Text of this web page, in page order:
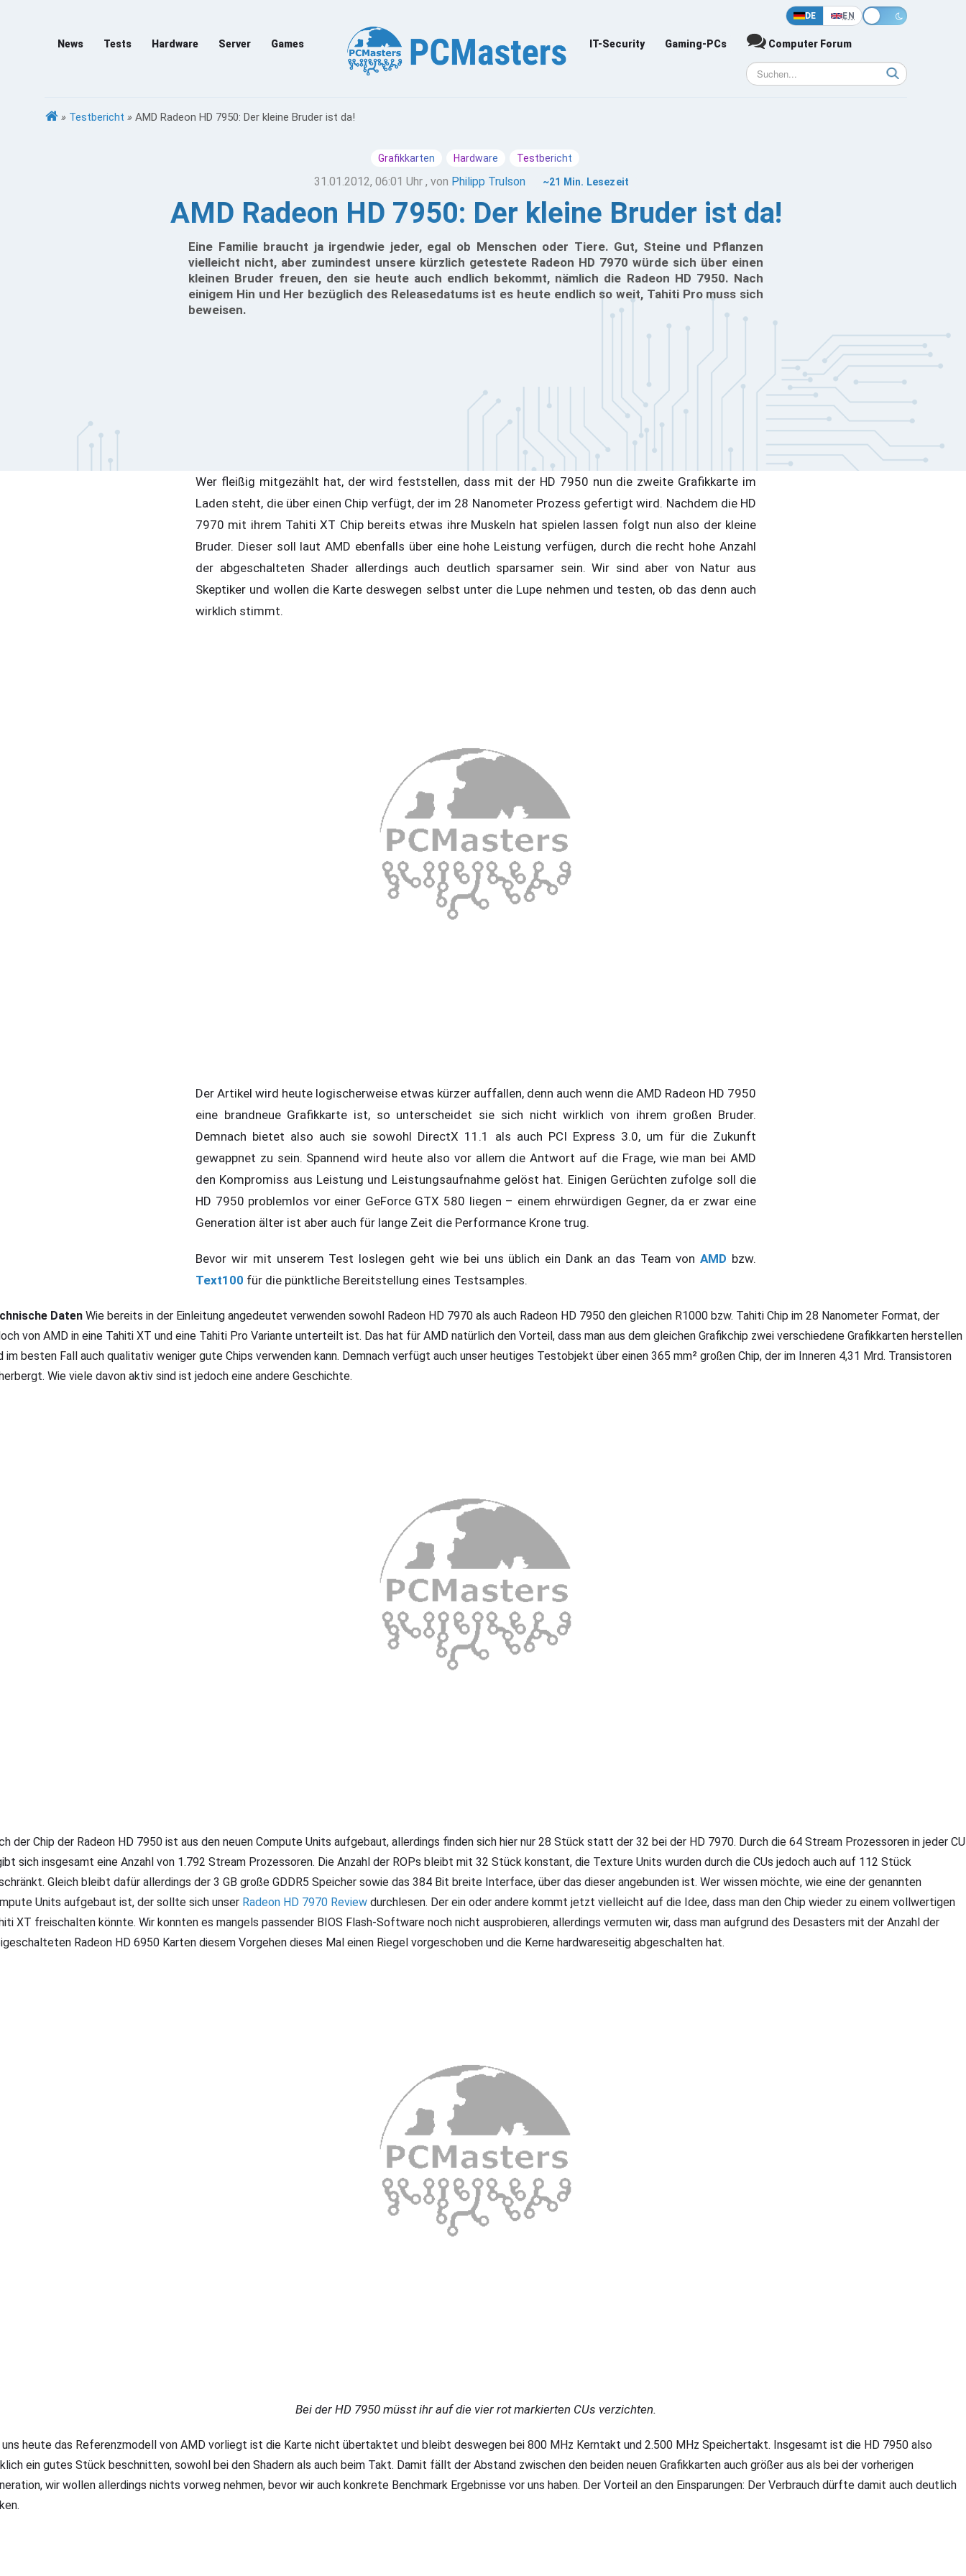
DE EN
News Tests Hardware Server Games IT-Security Gaming-PCs Computer Forum
» Testbericht » AMD Radeon HD 7950: Der kleine Bruder ist da!
Grafikkarten Hardware Testbericht
31.01.2012, 06:01 Uhr , von Philipp Trulson ~21 Min. Lesezeit
AMD Radeon HD 7950: Der kleine Bruder ist da!
Eine Familie braucht ja irgendwie jeder, egal ob Menschen oder Tiere. Gut, Steine und Pflanzen
vielleicht nicht, aber zumindest unsere kürzlich getestete Radeon HD 7970 würde sich über einen
kleinen Bruder freuen, den sie heute auch endlich bekommt, nämlich die Radeon HD 7950. Nach
einigem Hin und Her bezüglich des Releasedatums ist es heute endlich so weit, Tahiti Pro muss sich
beweisen.
Wer fleißig mitgezählt hat, der wird feststellen, dass mit der HD 7950 nun die zweite Grafikkarte im
Laden steht, die über einen Chip verfügt, der im 28 Nanometer Prozess gefertigt wird. Nachdem die HD
7970 mit ihrem Tahiti XT Chip bereits etwas ihre Muskeln hat spielen lassen folgt nun also der kleine
Bruder. Dieser soll laut AMD ebenfalls über eine hohe Leistung verfügen, durch die recht hohe Anzahl
der abgeschalteten Shader allerdings auch deutlich sparsamer sein. Wir sind aber von Natur aus
Skeptiker und wollen die Karte deswegen selbst unter die Lupe nehmen und testen, ob das denn auch
wirklich stimmt.
Der Artikel wird heute logischerweise etwas kürzer auffallen, denn auch wenn die AMD Radeon HD 7950
eine brandneue Grafikkarte ist, so unterscheidet sie sich nicht wirklich von ihrem großen Bruder.
Demnach bietet also auch sie sowohl DirectX 11.1 als auch PCI Express 3.0, um für die Zukunft
gewappnet zu sein. Spannend wird heute also vor allem die Antwort auf die Frage, wie man bei AMD
den Kompromiss aus Leistung und Leistungsaufnahme gelöst hat. Einigen Gerüchten zufolge soll die
HD 7950 problemlos vor einer GeForce GTX 580 liegen – einem ehrwürdigen Gegner, da er zwar eine
Generation älter ist aber auch für lange Zeit die Performance Krone trug.
Bevor wir mit unserem Test loslegen geht wie bei uns üblich ein Dank an das Team vonAMD bzw.
Text100 für die pünktliche Bereitstellung eines Testsamples.
Daten Wie bereits in der Einleitung angedeutet verwenden sowohl Radeon HD 7970 als auch Radeon HD 7950 den gleichen R1000 bzw. Tahiti Chip im 28 Nanometer Format, der
von AMD in eine Tahiti XT und eine Tahiti Pro Variante unterteilt ist. Das hat für AMD natürlich den Vorteil, dass man aus dem gleichen Grafikchip zwei verschiedene Grafikkarten herstellen
im besten Fall auch qualitativ weniger gute Chips verwenden kann. Demnach verfügt auch unser heutiges Testobjekt über einen 365 mm² großen Chip, der im Inneren 4,31 Mrd. Transistoren
Wie viele davon aktiv sind ist jedoch eine andere Geschichte.
der Chip der Radeon HD 7950 ist aus den neuen Compute Units aufgebaut, allerdings finden sich hier nur 28 Stück statt der 32 bei der HD 7970. Durch die 64 Stream Prozessoren in jeder CU
sich insgesamt eine Anzahl von 1.792 Stream Prozessoren. Die Anzahl der ROPs bleibt mit 32 Stück konstant, die Texture Units wurden durch die CUs jedoch auch auf 112 Stück
Gleich bleibt dafür allerdings der 3 GB große GDDR5 Speicher sowie das 384 Bit breite Interface, über das dieser angebunden ist. Wer wissen möchte, wie eine der genannten
Units aufgebaut ist, der sollte sich unser Radeon HD 7970 Review durchlesen. Der ein oder andere kommt jetzt vielleicht auf die Idee, dass man den Chip wieder zu einem vollwertigen
XT freischalten könnte. Wir konnten es mangels passender BIOS Flash-Software noch nicht ausprobieren, allerdings vermuten wir, dass man aufgrund des Desasters mit der Anzahl der
Radeon HD 6950 Karten diesem Vorgehen dieses Mal einen Riegel vorgeschoben und die Kerne hardwareseitig abgeschalten hat.
Bei der HD 7950 müsst ihr auf die vier rot markierten CUs verzichten.
uns heute das Referenzmodell von AMD vorliegt ist die Karte nicht übertaktet und bleibt deswegen bei 800 MHz Kerntakt und 2.500 MHz Speichertakt. Insgesamt ist die HD 7950 also
ein gutes Stück beschnitten, sowohl bei den Shadern als auch beim Takt. Damit fällt der Abstand zwischen den beiden neuen Grafikkarten auch größer aus als bei der vorherigen
wir wollen allerdings nichts vorweg nehmen, bevor wir auch konkrete Benchmark Ergebnisse vor uns haben. Der Vorteil an den Einsparungen: Der Verbrauch dürfte damit auch deutlich